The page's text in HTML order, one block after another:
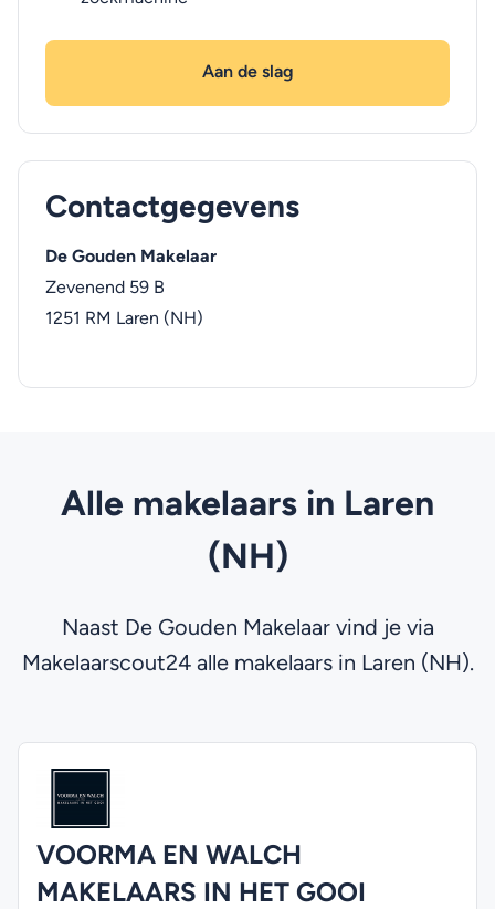
Aan de slag
Contactgegevens
De Gouden Makelaar
Zevenend 59 B
1251 RM Laren (NH)
Alle makelaars in Laren
(NH)
Naast De Gouden Makelaar vind je via
Makelaarscout24 alle makelaars in Laren (NH).
VOORMA EN WALCH
MAKELAARS IN HET GOOI